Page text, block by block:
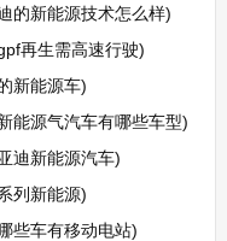
的新能源技术怎么样)
再生需高速行驶)
新能源车)
能源气汽车有哪些车型)
迪新能源汽车)
列新能源)
些车有移动电站)